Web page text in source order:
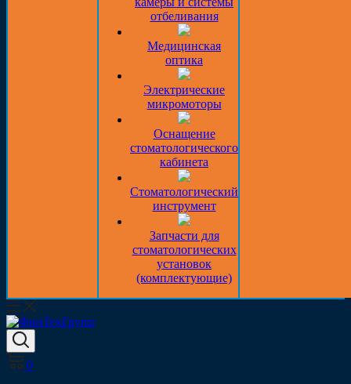
отбеливания
Медицинская
оптика
Электрические
микромоторы
Оснащение
стоматологического
кабинета
Стоматологический
инструмент
Запчасти для
стоматологических
установок
(комплектующие)
0